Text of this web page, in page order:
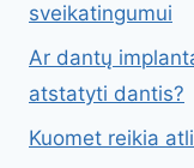
sveikatingumui
Ar dantų
atstatyti dantis?
Kuomet reikia